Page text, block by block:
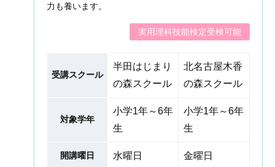
力も養います。
実用理科技能検定受検可能
受講スクール
半田はじまり
の森スクール
北名古屋木香
の森スクール
対象学年
小学1年～6年
生
小学1年～6年
生
開講曜日 水曜日 金曜日